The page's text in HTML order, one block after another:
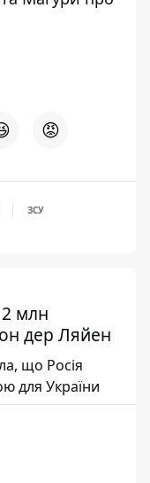
😡
ЗСУ
2 млн
дер Ляйен
що Росія
для України